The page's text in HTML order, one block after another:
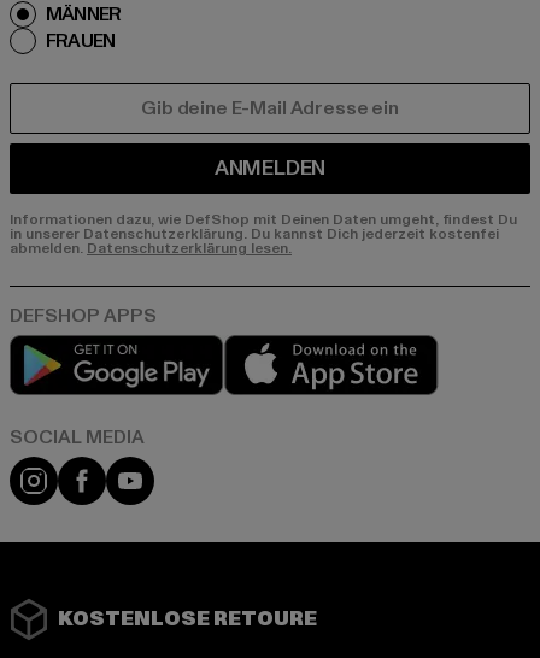
MÄNNER
FRAUEN
ANMELDEN
Informationen dazu, wie DefShop mit Deinen Daten umgeht, findest Du
in unserer Datenschutzerklärung. Du kannst Dich jederzeit kostenfei
abmelden. Datenschutzerklärung lesen.
Play market
Instagram
FacebookYouTube
KOSTENLOSE RETOURE